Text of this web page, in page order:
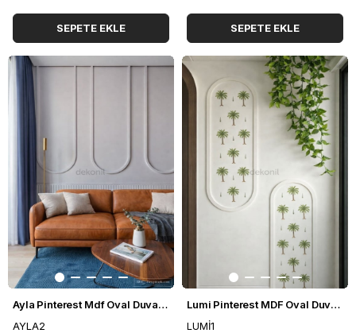
SEPETE EKLE SEPETE EKLE
Ayla Pinterest Mdf Oval Duvar Çıtası 96*148cm
AYLA2
Lumi Pinterest MDF Oval Duvar Çıtası 70*170m
LUMİ1